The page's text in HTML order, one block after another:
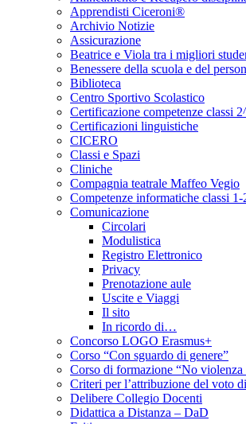
Apprendisti Ciceroni®
Archivio Notizie
Assicurazione
Beatrice e Viola tra i migliori
Benessere della scuola e del
Biblioteca
Centro Sportivo Scolastico
Certificazione competenze classi
Certificazioni linguistiche
CICERO
Classi e Spazi
Cliniche
Compagnia teatrale Maffeo Vegio
Competenze informatiche classi 1-
Comunicazione
Circolari
Modulistica
Registro Elettronico
Privacy
Prenotazione aule
Uscite e Viaggi
Il sito
In ricordo di…
Concorso LOGO Erasmus+
Corso “Con sguardo di genere”
Corso di formazione “No violenza
Criteri per l’attribuzione del voto
Delibere Collegio Docenti
Didattica a Distanza – DaD